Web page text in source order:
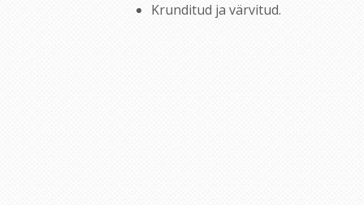
Krunditud ja värvitud.